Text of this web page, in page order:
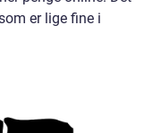
er lige fine i